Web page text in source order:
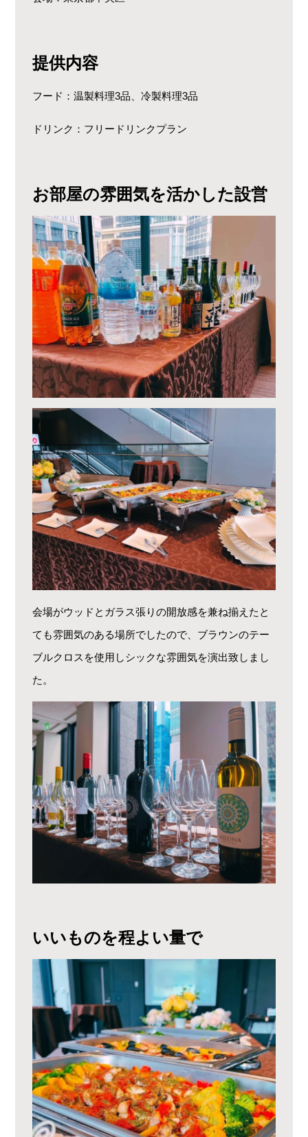
提供内容
フード：温製料理3品、冷製料理3品
ドリンク：フリードリンクプラン
お部屋の雰囲気を活かした設営
会場がウッドとガラス張りの開放感を兼ね揃えたと
ても雰囲気のある場所でしたので、ブラウンのテー
ブルクロスを使用しシックな雰囲気を演出致しまし
た。
いいものを程よい量で